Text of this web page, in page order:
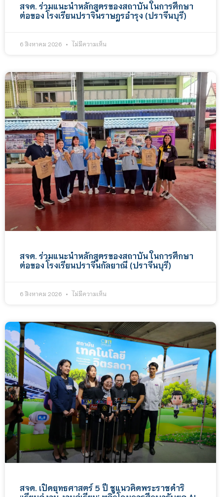
สจด. ร่วมแนะนำหลักสูตรของสถาบัน ในการศึกษา
ต่อของ โรงเรียนปราจินราษฎรอำรุง (ปราจีนบุรี)
6 สิงหาคม 2026 ไม่มีความเห็น
สจด. ร่วมแนะนำหลักสูตรของสถาบัน ในการศึกษา
ต่อของ โรงเรียนปราจีนกัลยาณี (ปราจีนบุรี)
6 สิงหาคม 2026 ไม่มีความเห็น
สจด. เปิดยุทธศาสตร์ 5 ปี ชูแนวคิดพระราชดำริ